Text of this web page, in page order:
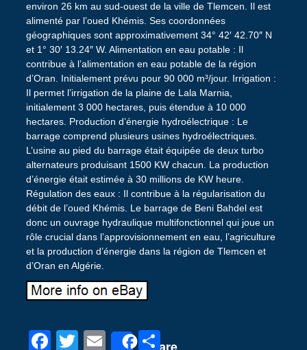
environ 26 km au sud-ouest de la ville de Tlemcen. Il est
alimenté par l’oued Khémis. Ses coordonnées
géographiques sont approximativement 34° 42′ 42.70″ N
et 1° 30′ 13.24″ W. Alimentation en eau potable : Il
contribue à l’alimentation en eau potable de la région
d’Oran. Initialement prévu pour 90 000 m³/jour. Irrigation :
Il permet l’irrigation de la plaine de Lala Marnia,
initialement 3 000 hectares, puis étendue à 10 000
hectares. Production d’énergie hydroélectrique : Le
barrage comprend plusieurs usines hydroélectriques.
L’usine au pied du barrage était équipée de deux turbo
alternateurs produisant 1500 KW chacun. La production
d’énergie était estimée à 30 millions de KW heure.
Régulation des eaux : Il contribue à la régularisation du
débit de l’oued Khémis. Le barrage de Beni Bahdel est
donc un ouvrage hydraulique multifonctionnel qui joue un
rôle crucial dans l’approvisionnement en eau, l’agriculture
et la production d’énergie dans la région de Tlemcen et
d’Oran en Algérie.
F
T
E
P